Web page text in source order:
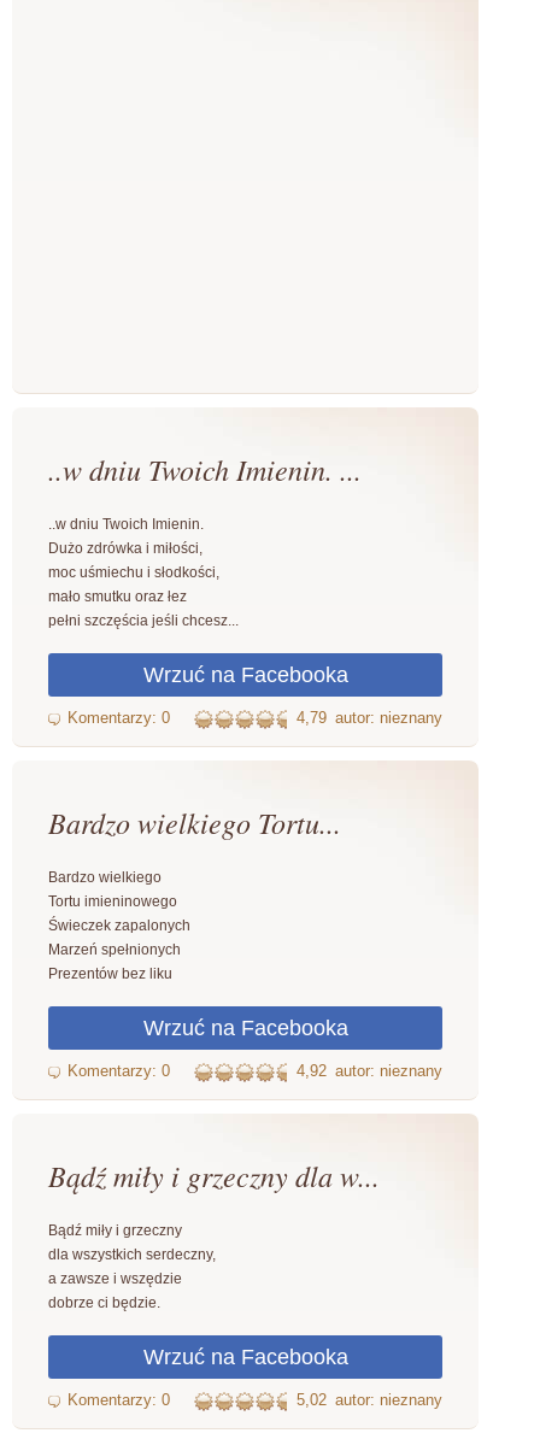
..w dniu Twoich Imienin. ...
..w dniu Twoich Imienin.
Dużo zdrówka i miłości,
moc uśmiechu i słodkości,
mało smutku oraz łez
pełni szczęścia jeśli chcesz...
4,79 autor: nieznany
Bardzo wielkiego Tortu...
Bardzo wielkiego
Tortu imieninowego
Świeczek zapalonych
Marzeń spełnionych
Prezentów bez liku
4,92 autor: nieznany
Bądź miły i grzeczny dla w...
Bądź miły i grzeczny
dla wszystkich serdeczny,
a zawsze i wszędzie
dobrze ci będzie.
5,02 autor: nieznany